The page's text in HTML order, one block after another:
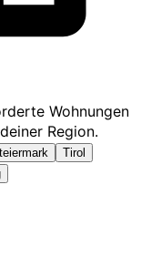
Wohnungen
Region.
Tirol